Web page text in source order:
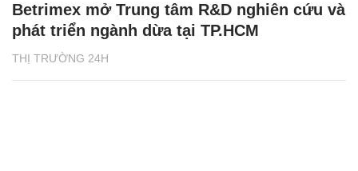
THỊ TRƯỜNG 24H
Betrimex mở Trung tâm R&D nghiên cứu và
phát triển ngành dừa tại TP.HCM